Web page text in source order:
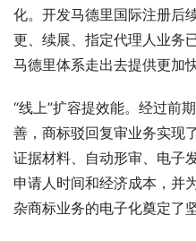
化。开发马德里国际注册后
更、续展、指定代理人业务
马德里体系走出去提供更加
“线上”扩容提效能。经过前
善，商标驳回复审业务实现
证据材料、自动形审、电子
申请人时间和经济成本，并
杂商标业务的电子化奠定了